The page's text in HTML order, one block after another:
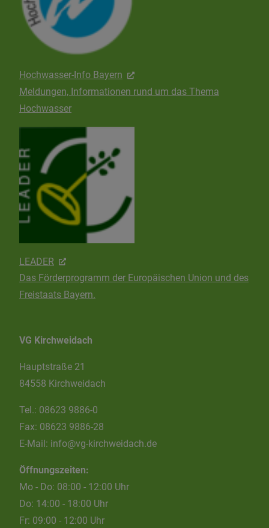
Hochwasser-Info Bayern
Meldungen, Informationen rund um das Thema
Hochwasser
LEADER
Das Förderprogramm der Europäischen Union und des
Freistaats Bayern.
VG Kirchweidach
Hauptstraße 21
84558 Kirchweidach
Tel.: 08623 9886-0
Fax: 08623 9886-28
E-Mail: info@vg-kirchweidach.de
Öffnungszeiten:
Mo - Do: 08:00 - 12:00 Uhr
Do: 14:00 - 18:00 Uhr
Fr: 09:00 - 12:00 Uhr